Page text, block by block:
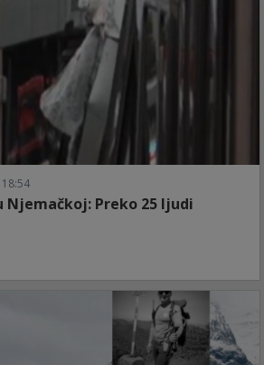
18:54
Njemačkoj: Preko 25 ljudi